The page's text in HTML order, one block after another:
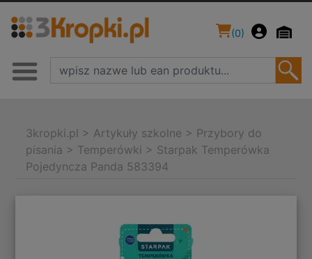
(0)
3kropki.pl > Artykuły szkolne > Przybory do
pisania > Temperówki > Starpak Temperówka
Pojedyncza Panda 583394